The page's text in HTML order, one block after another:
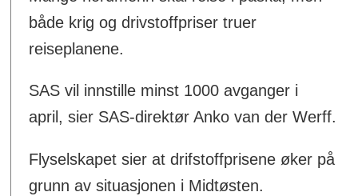
både krig og drivstoffpriser truer
reiseplanene.
SAS vil innstille minst 1000 avganger i
april, sier SAS-direktør Anko van der Werff.
Flyselskapet sier at drifstoffprisene øker på
grunn av situasjonen i Midtøsten.